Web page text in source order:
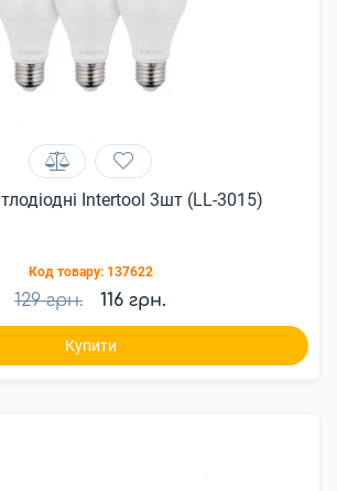
Intertool 3шт (LL-3015)
Код товару: 137622
129 грн. 116 грн.
Купити